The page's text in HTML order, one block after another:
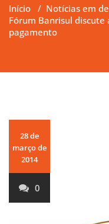
Início / Notícias em
Fórum Banrisul
pagamento
28 de
março de
2014
0